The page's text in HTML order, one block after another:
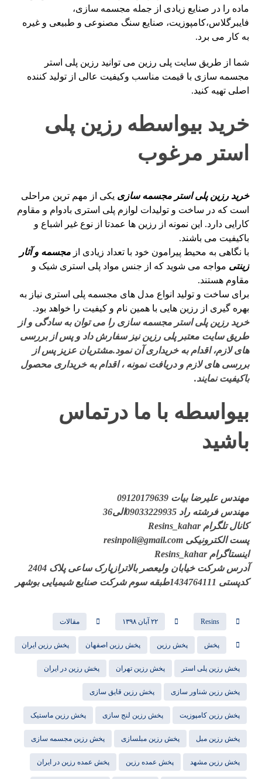
ماده را در صنایع زیادی از جمله مجسمه سازی،
فایبرگلاس،کامپوزیت، صنایع سنگ مصنوعی و طبیعی و غیره
به کار می برد.
شما از طریق سایت پلی رزین می توانید رزین پلی استر
مجسمه سازی با قیمت مناسب وکیفیت عالی از تولید کننده
اصلی تهیه کنید.
خرید بیواسطه رزین پلی
استر مرغوب
خرید رزین پلی استر مجسمه سازی یکی از مهم ترین مراحلی
است که در ساخت و تولیدات لوازم پلی استری بادوام و مقاوم
کارایی دارد. این نمونه از رزین ها عمدتا از نوع غیر اشباع و
باکیفیت می باشند.
با نگاهی به محیط پیرامون خود با تعداد زیادی ازمجسمه و آثار
زینتی مواجه می شوید که از جنس مواد پلی استری شیک و
مقاوم هستند.
برای ساخت و تولید انواع مدل های مجسمه پلی استری نیاز به
بهره گیری از رزین هایی با همین نام و کیفیت را خواهد بود.
خرید رزین پلی استر مجسمه سازی را می توان به سادگی و از
طریق سایت معتبر پلی رزین نیز سفارش داد و پس از بررسی
های لازم، اقدام به خریداری آن نمود.مشتریان عزیز پس از
بررسی های لازم و دریافت نمونه ، اقدام به خریداری محصول
باکیفیت نمایند.
بیواسطه با ما درتماس
باشید
مهندس علیرضا بیات 09120179639
مهندس فرشته راد 09033229935الی36
کانال تلگرام Resins_kahar
پست الکترونیکی resinpoli@gmail.com
اینستاگرام Resins_kahar
آدرس شرکت خیابان ولیعصر بالاترازپارک ساعی پلاک 2404
کدپستی 1434764111طبقه سوم شرکت صنایع شیمیایی بوشهر
Resins ۲۲ آبان ۱۳۹۸ مقالات
پخش پخش رزین پخش رزین اصفهان پخش رزین ایران
پخش رزین پلی استر پخش رزین تهران پخش رزین در ایران
پخش رزین شناور سازی پخش رزین قایق سازی
پخش رزین کامپوزیت پخش رزین لنج سازی پخش رزین ماستیک
پخش رزین مبل پخش رزین مبلسازی پخش رزین مجسمه سازی
پخش رزین مشهد پخش عمده رزین پخش عمده رزین در ایران